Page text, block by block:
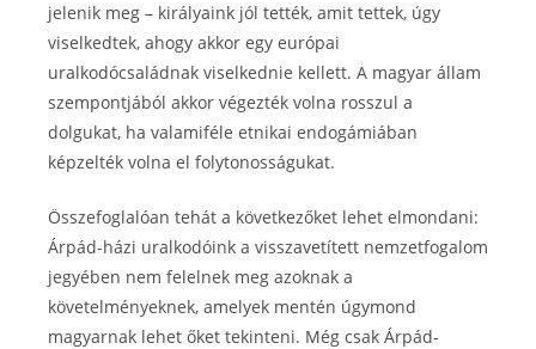
jelenik meg – királyaink jól tették, amit tettek, úgy
viselkedtek, ahogy akkor egy európai
uralkodócsaládnak viselkednie kellett. A magyar állam
szempontjából akkor végezték volna rosszul a
dolgukat, ha valamiféle etnikai endogámiában
képzelték volna el folytonosságukat.
Összefoglalóan tehát a következőket lehet elmondani:
Árpád-házi uralkodóink a visszavetített nemzetfogalom
jegyében nem felelnek meg azoknak a
követelményeknek, amelyek mentén úgymond
magyarnak lehet őket tekinteni. Még csak Árpád-